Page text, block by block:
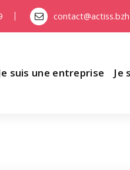
contact@actiss.bzh
suis une entreprise Je